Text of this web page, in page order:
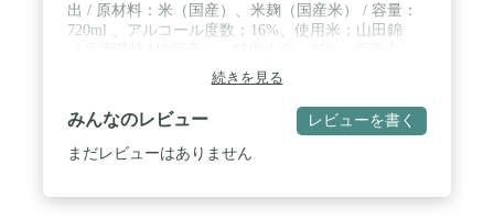
出 / 原材料：米（国産）、米麹（国産米） / 容量：
720ml 、アルコール度数：16%、使用米：山田錦
法：冷蔵 / 遠心分離機で搾ったお酒の上澄み部分の
みを抽出した、まさに「液体のダイヤモンド」！ /
仙台伊達家御用蔵として現存する唯一の酒蔵 / 専用
箱入り｜大切な人へのギフト・贈り物としても最適
な最高級の日本酒です。
続きを見る
みんなのレビュー レビューを書く
まだレビューはありません